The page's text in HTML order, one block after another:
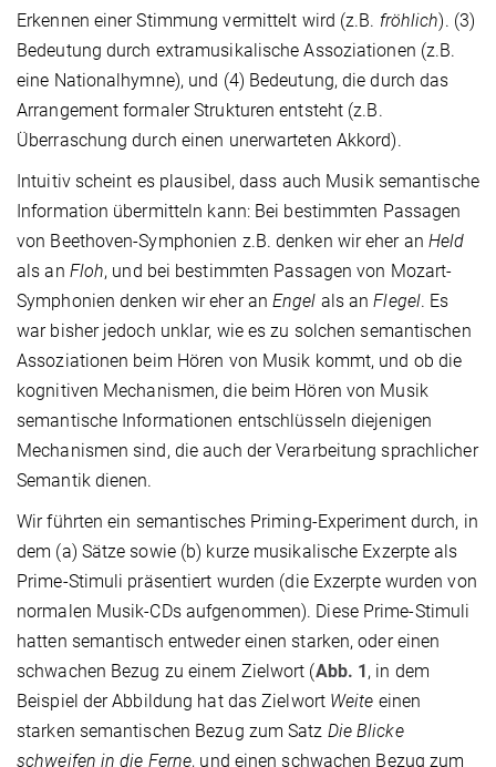
Erkennen einer Stimmung vermittelt wird (z.B. fröhlich). (3)
Bedeutung durch extramusikalische Assoziationen (z.B.
eine Nationalhymne), und (4) Bedeutung, die durch das
Arrangement formaler Strukturen entsteht (z.B.
Überraschung durch einen unerwarteten Akkord).
Intuitiv scheint es plausibel, dass auch Musik semantische
Information übermitteln kann: Bei bestimmten Passagen
von Beethoven-Symphonien z.B. denken wir eher an Held
als an Floh, und bei bestimmten Passagen von Mozart-
Symphonien denken wir eher anEngel als anFlegel. Es
war bisher jedoch unklar, wie es zu solchen semantischen
Assoziationen beim Hören von Musik kommt, und ob die
kognitiven Mechanismen, die beim Hören von Musik
semantische Informationen entschlüsseln diejenigen
Mechanismen sind, die auch der Verarbeitung sprachlicher
Semantik dienen.
Wir führten ein semantisches Priming-Experiment durch, in
dem (a) Sätze sowie (b) kurze musikalische Exzerpte als
Prime-Stimuli präsentiert wurden (die Exzerpte wurden von
normalen Musik-CDs aufgenommen). Diese Prime-Stimuli
hatten semantisch entweder einen starken, oder einen
schwachen Bezug zu einem Zielwort (Abb. 1 , in dem
Beispiel der Abbildung hat das Zielwort Weite einen
starken semantischen Bezug zum Satz Die Blicke
schweifen in die Ferne, und einen schwachen Bezug zum